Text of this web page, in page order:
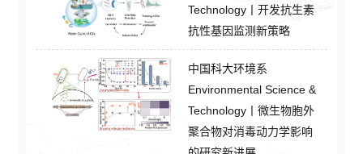
Technology丨开发抗生素
抗性基因监测新策略
中国科大环境系
Environmental Science &
Technology丨微生物胞外
聚合物对消毒动力学影响